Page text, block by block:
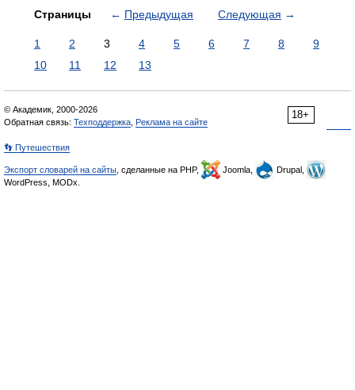
Страницы ← Предыдущая Следующая →
1 2 3 4 5 6 7 8
9
10
11 12 13
18+
© Академик, 2000-2026
Обратная связь: Техподдержка Реклама на сайте
👣 Путешествия
Экспорт словарей на сайты , сделанные на PHP, Joomla,
Drupal,
WordPress, MODx.